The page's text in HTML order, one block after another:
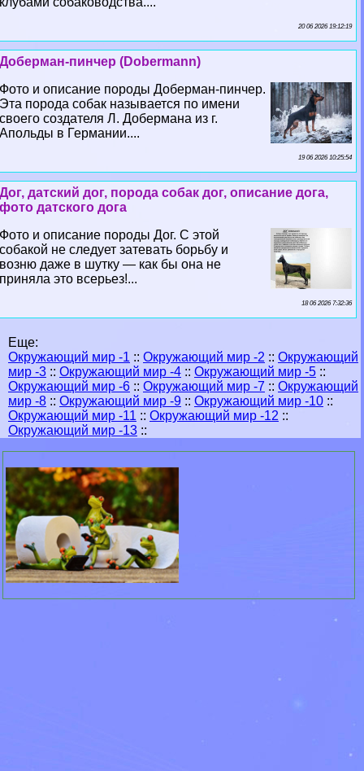
20 06 2026 19:12:19
Доберман-пинчер (Dobermann)
Фото и описание породы Доберман-пинчер.
Эта порода собак называется по имени
своего создателя Л. Добермана из г.
Апольды в Германии....
19 06 2026 10:25:54
Дог, датский дог, порода собак дог, описание дога,
фото датского дога
Фото и описание породы Дог. С этой
собакой не следует затевать борьбу и
возню даже в шутку — как бы она не
приняла это всерьез!...
18 06 2026 7:32:36
Еще:
Окружающий мир -1 :: Окружающий мир -2 :: Окружающий
мир -3 :: Окружающий мир -4 :: Окружающий мир -5 ::
Окружающий мир -6 :: Окружающий мир -7 :: Окружающий
мир -8 :: Окружающий мир -9 :: Окружающий мир -10 ::
Окружающий мир -11 :: Окружающий мир -12 ::
Окружающий мир -13 ::